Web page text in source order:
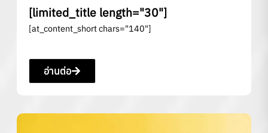
[limited_title length="30"]
[at_content_short chars="140"]
อ่านต่อ